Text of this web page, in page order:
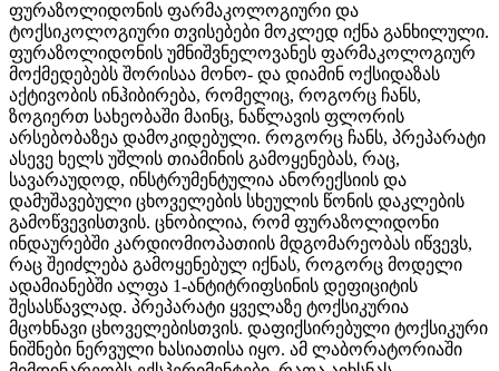
ფურაზოლიდონის ფარმაკოლოგიური და
ტოქსიკოლოგიური თვისებები მოკლედ იქნა განხილული.
ფურაზოლიდონის უმნიშვნელოვანეს ფარმაკოლოგიურ
მოქმედებებს შორისაა მონო- და დიამინ ოქსიდაზას
აქტივობის ინჰიბირება, რომელიც, როგორც ჩანს,
ზოგიერთ სახეობაში მაინც, ნაწლავის ფლორის
არსებობაზეა დამოკიდებული. როგორც ჩანს, პრეპარატი
ასევე ხელს უშლის თიამინის გამოყენებას, რაც,
სავარაუდოდ, ინსტრუმენტულია ანორექსიის და
დამუშავებული ცხოველების სხეულის წონის დაკლების
გამოწვევისთვის. ცნობილია, რომ ფურაზოლიდონი
ინდაურებში კარდიომიოპათიის მდგომარეობას იწვევს,
რაც შეიძლება გამოყენებულ იქნას, როგორც მოდელი
ადამიანებში ალფა 1-ანტიტრიფსინის დეფიციტის
შესასწავლად. პრეპარატი ყველაზე ტოქსიკურია
მცოხნავი ცხოველებისთვის. დაფიქსირებული ტოქსიკური
ნიშნები ნერვული ხასიათისა იყო. ამ ლაბორატორიაში